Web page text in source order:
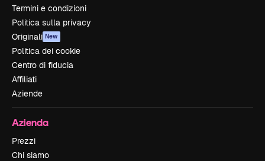
Termini e condizioni
Politica sulla privacy
Originali New
Politica dei cookie
Centro di fiducia
Affiliati
Aziende
Azienda
Prezzi
Chi siamo